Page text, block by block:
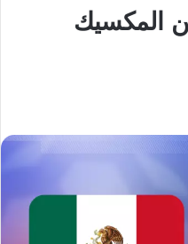
القدم 2026 بين المكسيك